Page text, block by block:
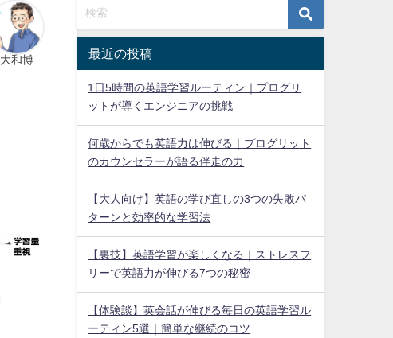
大和博
最近の投稿
1日5時間の英語学習ルーティン｜プログリ
ットが導くエンジニアの挑戦
何歳からでも英語力は伸びる｜プログリット
のカウンセラーが語る伴走の力
【大人向け】英語の学び直しの3つの失敗パ
ターンと効率的な学習法
【裏技】英語学習が楽しくなる｜ストレスフ
リーで英語力が伸びる7つの秘密
【体験談】英会話が伸びる毎日の英語学習ル
ーティン5選｜簡単な継続のコツ